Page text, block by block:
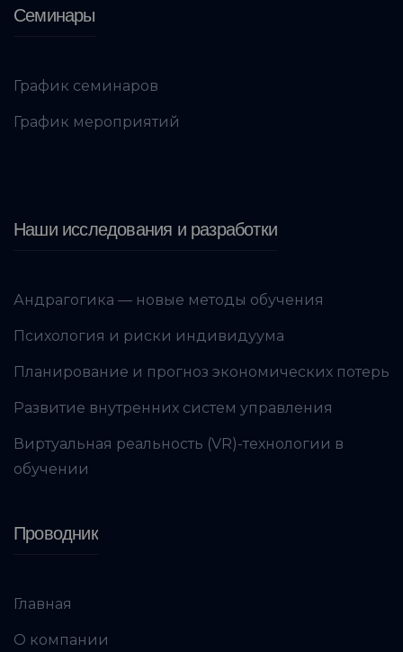
Семинары
График семинаров
График мероприятий
Наши исследования и разработки
Андрагогика — новые методы обучения
Психология и риски индивидуума
Планирование и прогноз экономических потерь
Развитие внутренних систем управления
Виртуальная реальность (VR)-технологии в
обучении
Проводник
Главная
О компании